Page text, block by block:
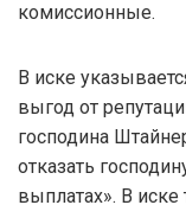
комиссионные.
В иске
выгод от
господина
отказать
выплатах». В иске